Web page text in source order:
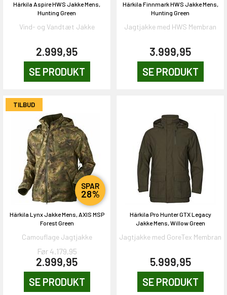
Härkila Aspire HWS Jakke Mens,
Hunting Green
Vind- og Vandtæt Jakke
2.999,95
SE PRODUKT
Härkila Finnmark HWS Jakke Mens,
Hunting Green
Jagtjakke med HWS Membran
3.999,95
SE PRODUKT
TILBUD
SPAR
28%
Härkila Lynx Jakke Mens, AXIS MSP
Forest Green
Camouflage Jagtjakke
Før 4.179,95
2.999,95
SE PRODUKT
Härkila Pro Hunter GTX Legacy
Jakke Mens, Willow Green
Jagtjakke med GoreTex Membran
5.999,95
SE PRODUKT